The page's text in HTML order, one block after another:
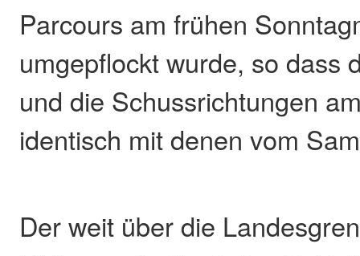
Parcours am frühen
umgepflockt wurde, so dass
und die Schussrichtungen
identisch mit denen vom
Der weit über die